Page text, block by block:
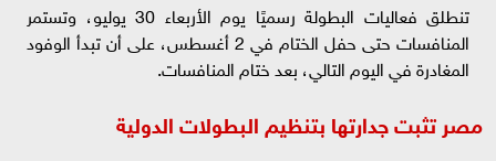
تنطلق فعاليات البطولة رسميًا يوم الأربعاء 30 يوليو، وتستمر
المنافسات حتى حفل الختام في 2 أغسطس، على أن تبدأ الوفود
المغادرة في اليوم التالي، بعد ختام المنافسات.
مصر تثبت جدارتها بتنظيم البطولات الدولية